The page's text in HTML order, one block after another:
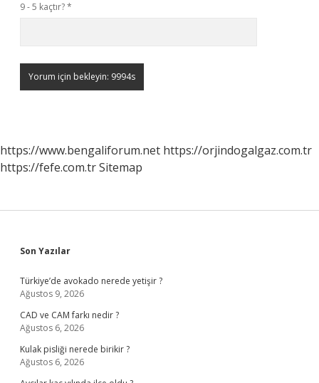
9 - 5 kaçtır?*
https://www.bengaliforum.net https://orjindogalgaz.com.tr
https://fefe.com.trSitemap
Sidebar
Son Yazılar
Türkiye’de avokado nerede yetişir ?
Ağustos 9, 2026
CAD ve CAM farkı nedir ?
Ağustos 6, 2026
Kulak pisliği nerede birikir ?
Ağustos 6, 2026